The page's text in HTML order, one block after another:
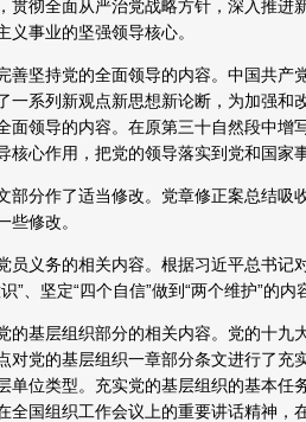
贯彻全面从严治党战略方针，深入推
义事业的坚强领导核心。
坚持党的全面领导的内容。中国共产
一系列新观点新思想新论断，为加强
面领导的内容。在原第三十自然段中
核心作用，把党的领导落实到党和国家
分作了适当修改。党章修正案总结吸
些修改。
义务的相关内容。根据习近平总书记
”、坚定“四个自信”做到“两个维护”的内
基层组织部分的相关内容。党的十九
对党的基层组织一章部分条文进行了
单位类型。充实党的基层组织的基本
全国组织工作会议上的重要讲话精神